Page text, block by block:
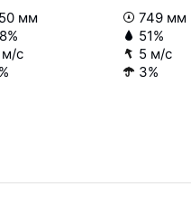
мм
м/с
749 мм
51%
5 м/с
3%